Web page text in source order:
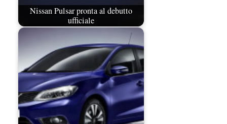
Nissan Pulsar pronta al debutto
ufficiale